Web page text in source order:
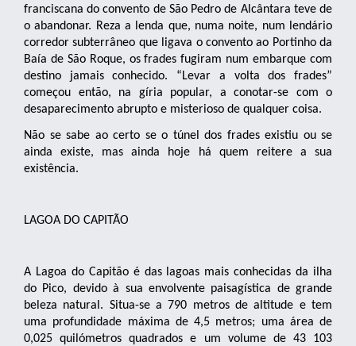
franciscana do convento de São Pedro de Alcântara teve de
o abandonar. Reza a lenda que, numa noite, num lendário
corredor subterrâneo que ligava o convento ao Portinho da
Baía de São Roque, os frades fugiram num embarque com
destino jamais conhecido. “Levar a volta dos frades”
começou então, na gíria popular, a conotar-se com o
desaparecimento abrupto e misterioso de qualquer coisa.
Não se sabe ao certo se o túnel dos frades existiu ou se
ainda existe, mas ainda hoje há quem reitere a sua
existência.
LAGOA DO CAPITÃO
A Lagoa do Capitão é das lagoas mais conhecidas da ilha
do Pico, devido à sua envolvente paisagística de grande
beleza natural. Situa-se a 790 metros de altitude e tem
uma profundidade máxima de 4,5 metros; uma área de
0,025 quilómetros quadrados e um volume de 43 103